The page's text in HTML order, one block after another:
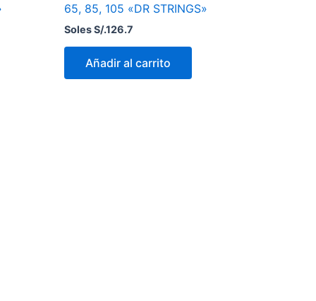
65, 85, 105 «DR STRINGS»
Soles S/.126.7
Añadir al carrito